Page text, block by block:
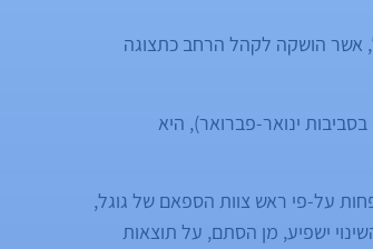
אשר הושקה לקהל הרחב כתצוגה
ינואר-פברואר), היא
על-פי ראש צוות הספאם של גוגל,
ישפיע, מן הסתם, על תוצאות